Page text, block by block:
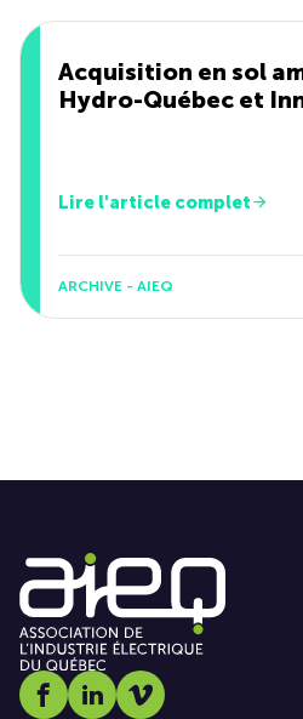
Acquisition en sol
Hydro-Québec et
Lire l'article complet
ARCHIVE - AIEQ
Social media link icon-facebook
Social media link icon-
Social media link